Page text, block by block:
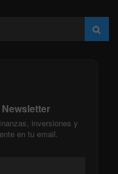
inversiones y
en tu email.